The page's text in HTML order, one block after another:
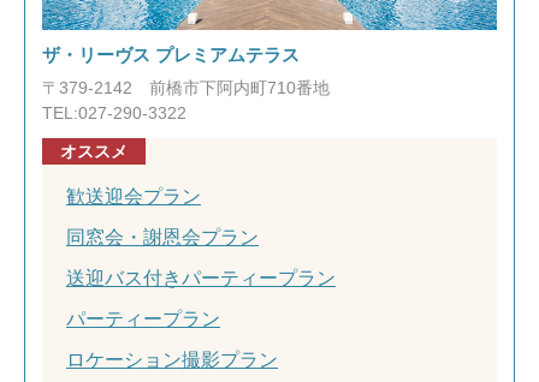
ザ・リーヴス プレミアムテラス
〒379-2142 前橋市下阿内町710番地
TEL:027-290-3322
オススメ
歓送迎会プラン
同窓会・謝恩会プラン
送迎バス付きパーティープラン
パーティープラン
ロケーション撮影プラン